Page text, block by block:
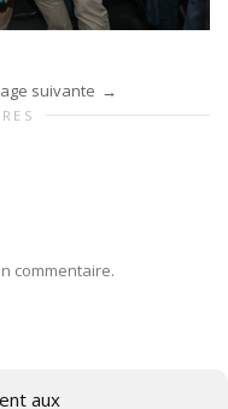
aux
suivante
commentaire.